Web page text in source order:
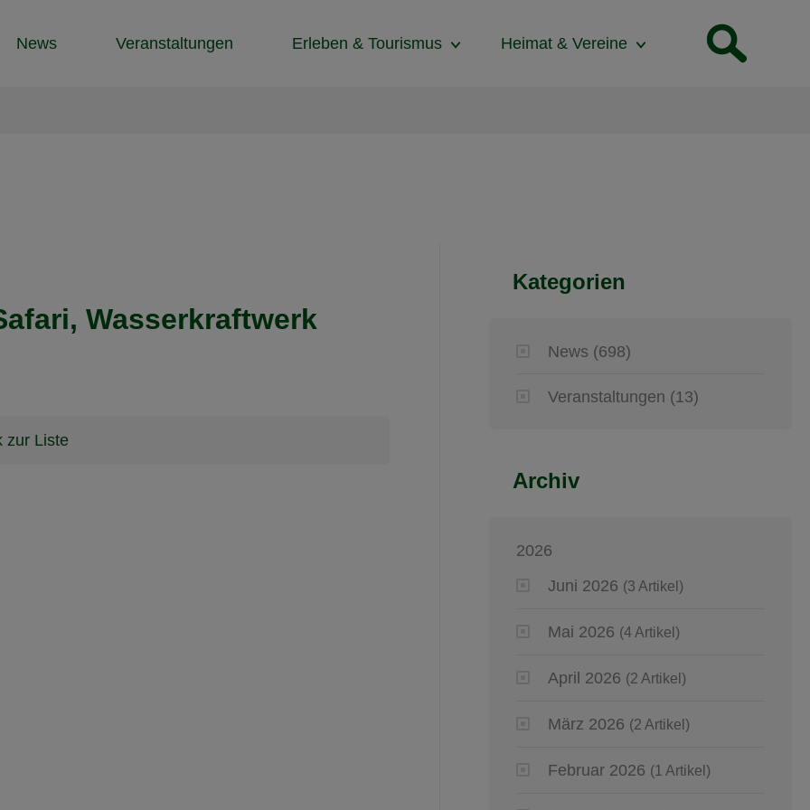
News
Veranstaltungen Erleben & Tourismus Heimat & Vereine
Wasserkraftwerk
zur Liste
Kategorien
News (698)
Veranstaltungen (13)
Archiv
2026
Juni 2026 (3 Artikel)
Mai 2026 (4 Artikel)
April 2026 (2 Artikel)
März 2026 (2 Artikel)
Februar 2026 (1 Artikel)